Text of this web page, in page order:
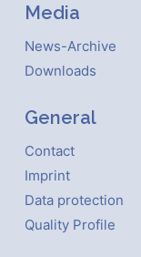
Media
News-Archive
Downloads
General
Contact
Imprint
Data protection
Quality Profile